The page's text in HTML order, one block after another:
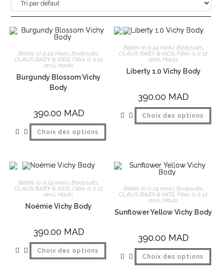
Bébés (0 à 24 mois),Bodysuits,
CLAUS BABY & KIDS, Filles (1 à 12
ans),Hauts
Burgundy Blossom Vichy
Body
390.00 MAD
Choix des options
Bébés (0 à 24 mois), Bodysuits,
CLAUS BABY & KIDS,Filles (1 à 12
ans), Hauts
Liberty 1.0 Vichy Body
390.00 MAD
Choix des options
Bébés (0 à 24 mois),Bodysuits,
CLAUS BABY & KIDS, Filles (1 à 12
ans),Hauts
Noémie Vichy Body
390.00 MAD
Choix des options
Bébés (0 à 24 mois), Bodysuits
CLAUS BABY & KIDS ,Filles (1 à 12
ans), Hauts
Sunflower Yellow Vichy Body
390.00 MAD
Choix des options